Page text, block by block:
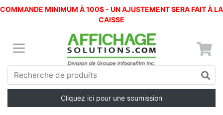
COMMANDE MINIMUM À 100$ - UN AJUSTEMENT SERA FAIT À LA
CAISSE
Cliquez ici pour une soumission